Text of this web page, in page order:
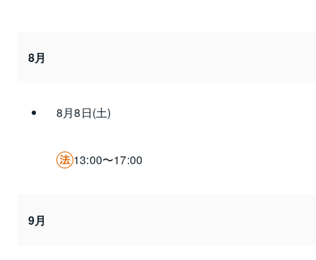
8月
8月8日(土)
13:00〜17:00
9月